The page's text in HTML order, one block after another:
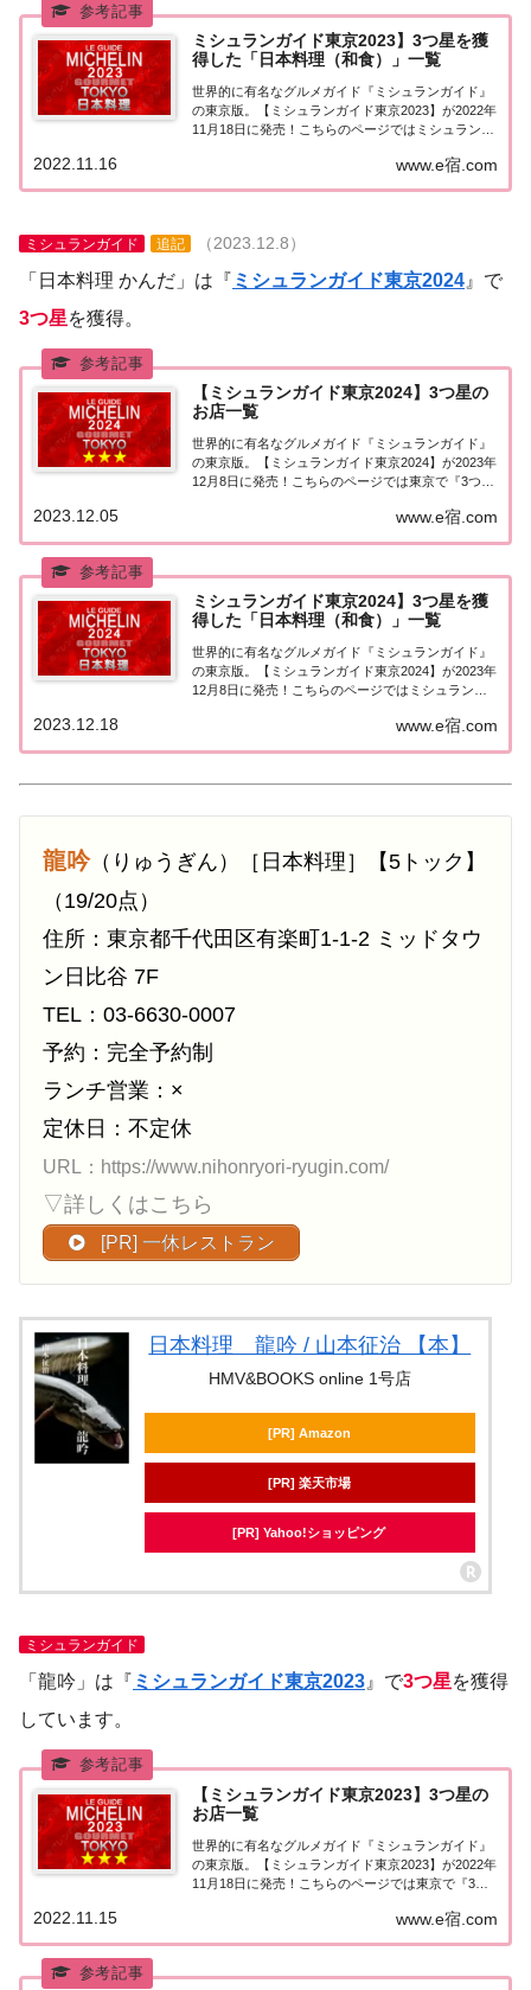
ミシュランガイド東京2023】3つ星を獲
得した「日本料理（和食）」一覧
世界的に有名なグルメガイド『ミシュランガイド』
の東京版。【ミシュランガイド東京2023】が2022年
11月18日に発売！こちらのページではミシュラン東
にまとめました。ミシュラン東京2023「日本料理」
「ミシュランガイド東京2023」で...
www.e宿.com
2022.11.16
ミシュランガイド 追記 （2023.12.8）
「日本料理 かんだ」は『 ミシュランガイド東京2024 』で
3つ星を獲得。
【ミシュランガイド東京2024】3つ星の
お店一覧
世界的に有名なグルメガイド『ミシュランガイド』
の東京版。【ミシュランガイド東京2024】が2023年
12月8日に発売！こちらのページでは東京で『3つ星
一覧にまとめました。ミシュランガイド東京
www.e宿.com
2023.12.05
ミシュランガイド東京2024】3つ星を獲
得した「日本料理（和食）」一覧
世界的に有名なグルメガイド『ミシュランガイド』
の東京版。【ミシュランガイド東京2024】が2023年
12月8日に発売！こちらのページではミシュラン東
にまとめました。ミシュラン東京2024「日本料理
www.e宿.com
2023.12.18
龍吟（りゅうぎん）［日本料理］【5トック】
（19/20点）
住所：東京都千代田区有楽町1-1-2 ミッドタウ
ン日比谷 7F
TEL：03-6630-0007
予約：完全予約制
ランチ営業：×
定休日：不定休
URL：https://www.nihonryori-ryugin.com/
▽詳しくはこちら
[PR] 一休レストラン
日本料理 龍吟 / 山本征治 【本】
HMV&BOOKS online 1号店
[PR] Amazon
[PR] 楽天市場
[PR] Yahoo!ショッピング
ミシュランガイド
「龍吟」は『 ミシュランガイド東京2023 』で3つ星を獲得
しています。
【ミシュランガイド東京2023】3つ星の
お店一覧
世界的に有名なグルメガイド『ミシュランガイド』
の東京版。【ミシュランガイド東京2023】が2022年
11月18日に発売！こちらのページでは東京で『3つ
を一覧にまとめました。ミシュランガイド東京
2023『3つ星』ミシュランガイド東京20...
www.e宿.com
2022.11.15